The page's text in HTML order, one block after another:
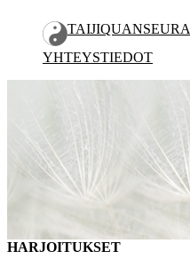
TAIJIQUANSEURA
YHTEYSTIEDOT
HARJOITUKSET